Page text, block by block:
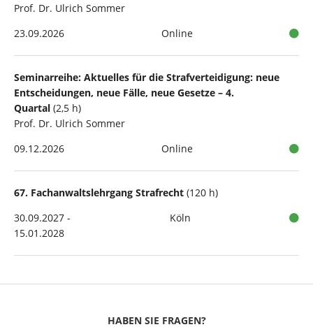
Prof. Dr. Ulrich Sommer
23.09.2026
Online
Seminarreihe: Aktuelles für die Strafverteidigung: neue
Entscheidungen, neue Fälle, neue Gesetze – 4.
Quartal (2,5 h)
Prof. Dr. Ulrich Sommer
09.12.2026
Online
67. Fachanwaltslehrgang Strafrecht (120 h)
30.09.2027 -
15.01.2028
Köln
HABEN SIE FRAGEN?